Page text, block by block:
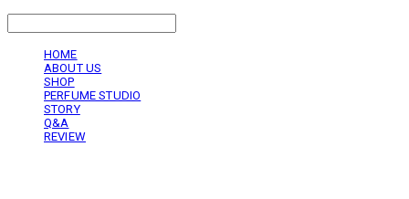
HOME
ABOUT US
SHOP
PERFUME STUDIO
STORY
Q&A
REVIEW